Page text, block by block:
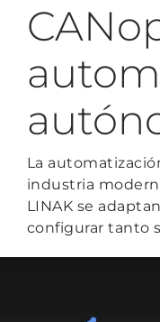
La
industria
LINAK se
configurar tanto